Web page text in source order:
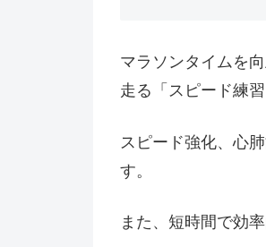
マラソンタイムを
走る「スピード練
スピード強化、心
す。
また、短時間で効